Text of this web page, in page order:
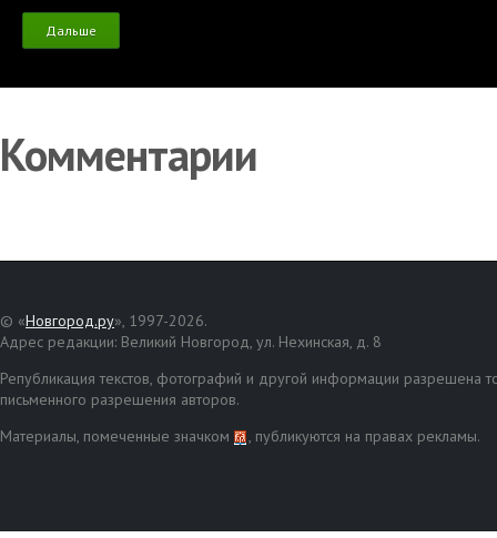
Дальше
Комментарии
© «Новгород.ру», 1997-2026.
Адрес редакции: Великий Новгород, ул. Нехинская, д. 8
Републикация текстов, фотографий и другой информации разрешена
письменного разрешения авторов.
Материалы, помеченные значком
, публикуются на правах рекламы.